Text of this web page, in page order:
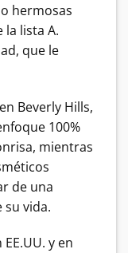
hermosas
la lista A.
que le
Beverly Hills,
100%
mientras
de una
vida.
y en